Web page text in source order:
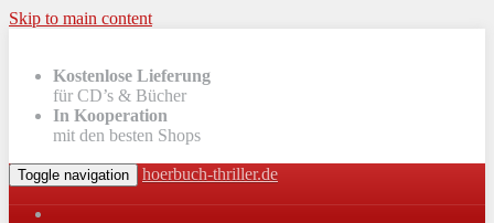
Skip to main content
Kostenlose Lieferung
für CD’s & Bücher
In Kooperation
mit den besten Shops
Toggle navigation hoerbuch-thriller.de